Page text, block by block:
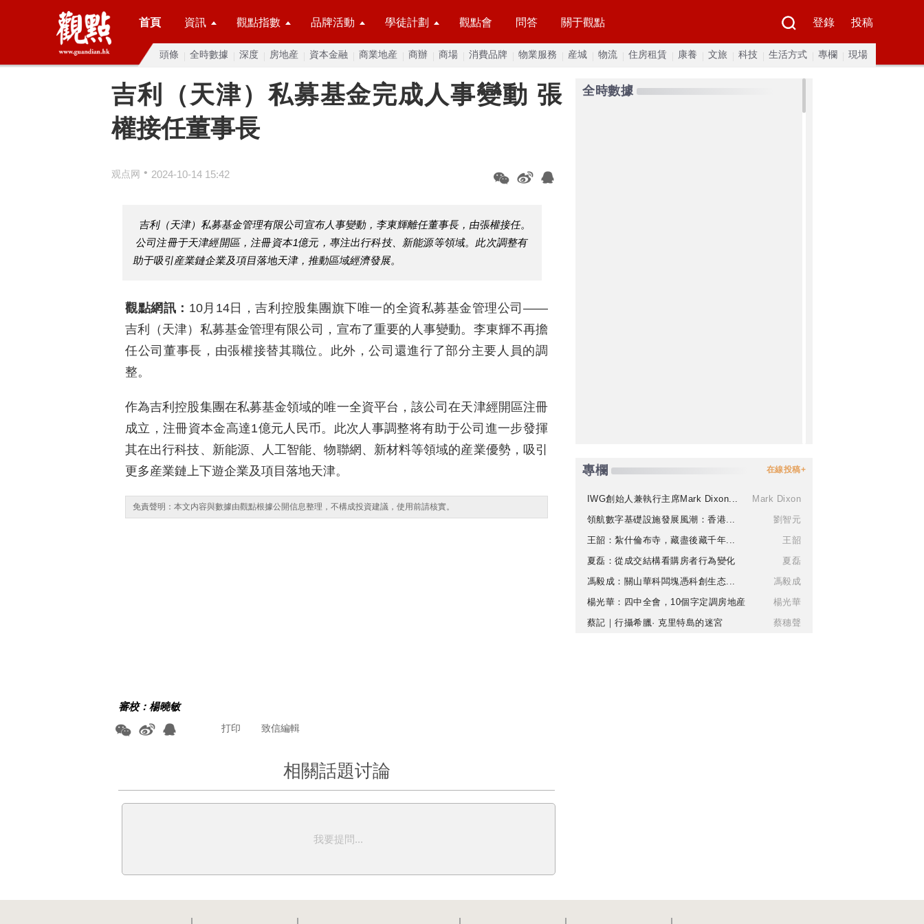
首頁 資訊 觀點指數 品牌活動 學徒計劃 觀點會 問答 關于觀點 登錄 投稿
頭條 全時數據 深度 房地産 資本金融 商業地産 商辦 商場 消費品牌 物業服務 産城 物流 住房租賃 康養 文旅 科技 生活方式 專欄 現場
吉利（天津）私募基金完成人事變動 張
權接任董事長
观点网 • 2024-10-14 15:42
吉利（天津）私募基金管理有限公司宣布人事變動，李東輝離任董事長，由張權接任。
公司注冊于天津經開區，注冊資本1億元，專注出行科技、新能源等領域。此次調整有
助于吸引産業鏈企業及項目落地天津，推動區域經濟發展。
觀點網訊： 10月14日，吉利控股集團旗下唯一的全資私募基金管理公司——
吉利（天津）私募基金管理有限公司，宣布了重要的人事變動。李東輝不再擔
任公司董事長，由張權接替其職位。此外，公司還進行了部分主要人員的調
整。
作為吉利控股集團在私募基金領域的唯一全資平台，該公司在天津經開區注冊
成立，注冊資本金高達1億元人民币。此次人事調整将有助于公司進一步發揮
其在出行科技、新能源、人工智能、物聯網、新材料等領域的産業優勢，吸引
更多産業鏈上下遊企業及項目落地天津。
免責聲明：本文内容與數據由觀點根據公開信息整理，不構成投資建議，使用前請核實。
審校：楊曉敏
致信編輯
打印
相關話題讨論
我要提問...
全時數據
專欄 在線投稿+
IWG創始人兼執行主席Mark Dixon...
Mark Dixon
領航數字基礎設施發展風潮：香港...
劉智元
王韶：紮什倫布寺，藏盡後藏千年...
王韶
夏磊：從成交結構看購房者行為變化
夏磊
馮毅成：關山華科闆塊憑科創生态...
馮毅成
楊光華：四中全會，10個字定調房地産
楊光華
蔡記｜行攝希臘· 克里特島的迷宮
蔡穗聲